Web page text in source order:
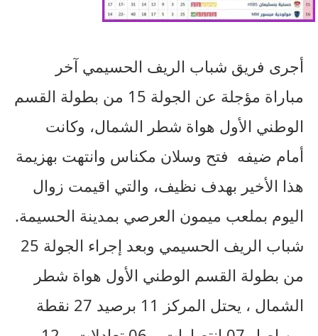
أجرى فريق شباب الريف الحسيمي آخر
مباراة مؤجلة عن الجولة 15 من بطولة القسم
الوطني الأول هواة شطر الشمال، وكانت
أمام ضيفه فتح وسلان مكناس وانتهت بهزيمة
هذا الأخير بهدف نظيف، والتي اقيمت زوال
اليوم بملعب ميمون العرصي بمدينة الحسيمة.
شباب الريف الحسيمي وبعد إجراء الجولة 25
من بطولة القسم الوطني الأول هواة شطر
الشمال ، يحتل المركز 11 برصيد 27 نقطة